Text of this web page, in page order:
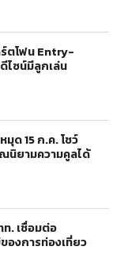
ตโฟน Entry-
ไซน์มีลูกเล่น
มุด 15 ก.ค. โชว์
นิยามความคูลได้
. เชื่อมต่อ
งการท่องเที่ยว